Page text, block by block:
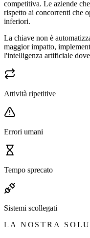
competitiva. Le aziende
rispetto ai concorrenti che
inferiori.
La chiave non è
maggior impatto,
l'intelligenza artificiale
Attività ripetitive
Errori umani
Tempo sprecato
Sistemi scollegati
LA NOSTRA